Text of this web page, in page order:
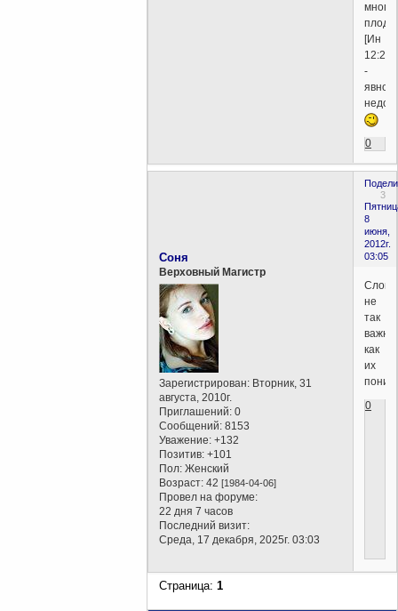
много
[Ин
12:24]
-
явно
0
3
8
июня,
2012г.
03:05
Соня
Верховный Магистр
Зарегистрирован: Вторник, 31
августа, 2010г.
Приглашений: 0
Сообщений: 8153
Уважение: +132
Позитив: +101
Пол: Женский
Возраст: 42[1984-04-06]
Провел на форуме:
22 дня 7 часов
Последний визит:
Среда, 17 декабря, 2025г. 03:03
Слова
не
так
как
их
0
Страница:1